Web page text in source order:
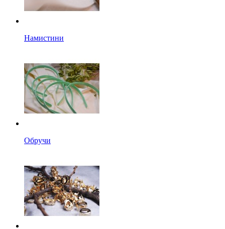
Намистини
Обручи